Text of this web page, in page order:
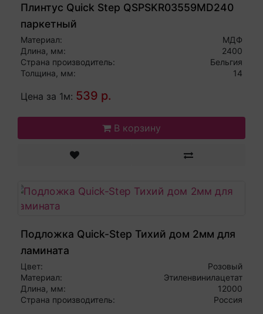
Плинтус Quick Step QSPSKR03559MD240
паркетный
Материал:
МДФ
Длина, мм:
2400
Страна производитель:
Бельгия
Толщина, мм:
14
Цена за 1м: 539 р.
В корзину
Подложка Quick-Step Тихий дом 2мм для
ламината
Цвет:
Розовый
Материал:
Этиленвинилацетат
Длина, мм:
12000
Страна производитель:
Россия